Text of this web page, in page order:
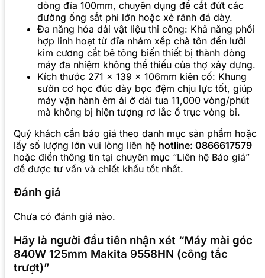
dòng đĩa 100mm, chuyên dụng để cắt đứt các
đường ống sắt phi lớn hoặc xẻ rãnh đá dày.
Đa năng hóa dải vật liệu thi công: Khả năng phối
hợp linh hoạt từ đĩa nhám xếp chà tôn đến lưỡi
kim cương cắt bê tông biến thiết bị thành dòng
máy đa nhiệm không thể thiếu của thợ xây dựng.
Kích thước 271 x 139 x 106mm kiên cố: Khung
sườn cơ học đúc dày bọc đệm chịu lực tốt, giúp
máy vận hành êm ái ở dải tua 11,000 vòng/phút
mà không bị hiện tượng rơ lắc ổ trục vòng bi.
Quý khách cần báo giá theo danh mục sản phẩm hoặc
lấy số lượng lớn vui lòng liên hệ hotline: 0866617579
hoặc điền thông tin tại chuyên mục “Liên hệ Báo giá”
để được tư vấn và chiết khấu tốt nhất.
Đánh giá
Chưa có đánh giá nào.
Hãy là người đầu tiên nhận xét “Máy mài góc
840W 125mm Makita 9558HN (công tắc
trượt)”